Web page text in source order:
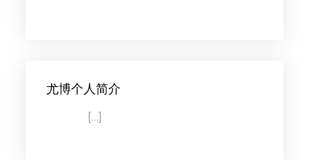
尤博个人简介
[…]